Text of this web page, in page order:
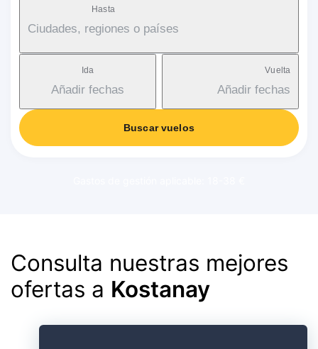
Hasta
Ciudades, regiones o países
Ida
Añadir fechas
Vuelta
Añadir fechas
Buscar vuelos
Consulta nuestras mejores
ofertas a Kostanay